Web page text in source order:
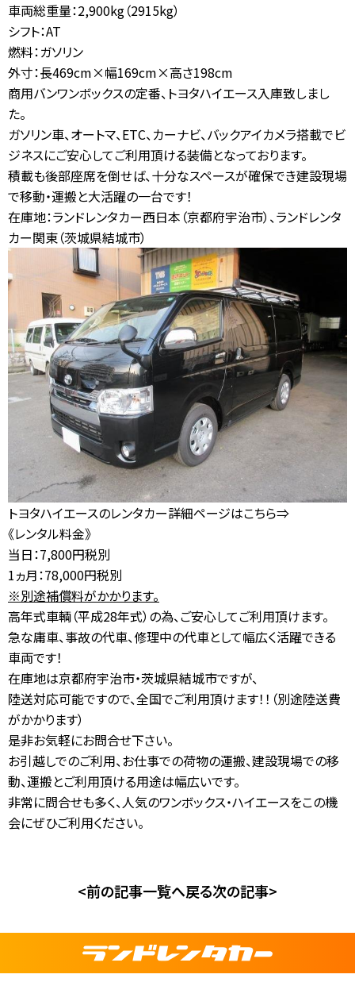
車両総重量：2,900kg（2915kg）
シフト：AT
燃料：ガソリン
外寸：長469cm×幅169cm×高さ198cm
商用バンワンボックスの定番、トヨタハイエース入庫致しまし
た。
ガソリン車、オートマ、ETC、カーナビ、バックアイカメラ搭載でビ
ジネスにご安心してご利用頂ける装備となっております。
積載も後部座席を倒せば、十分なスペースが確保でき建設現場
で移動・運搬と大活躍の一台です！
在庫地：ランドレンタカー西日本（京都府宇治市）、ランドレンタ
カー関東（茨城県結城市）
トヨタハイエースのレンタカー詳細ページはこちら⇒
《レンタル料金》
当日：7,800円税別
1ヵ月：78,000円税別
※別途補償料がかかります。
高年式車輌（平成28年式）の為、ご安心してご利用頂けます。
急な庸車、事故の代車、修理中の代車として幅広く活躍できる
車両です！
在庫地は京都府宇治市・茨城県結城市ですが、
陸送対応可能ですので、全国でご利用頂けます！！（別途陸送費
がかかります）
是非お気軽にお問合せ下さい。
お引越しでのご利用、お仕事での荷物の運搬、建設現場での移
動、運搬とご利用頂ける用途は幅広いです。
非常に問合せも多く、人気のワンボックス・ハイエースをこの機
会にぜひご利用ください。
<前の記事一覧へ戻る次の記事>